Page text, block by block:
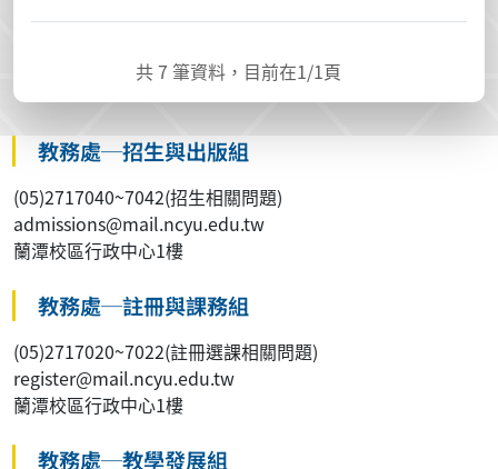
共7 筆資料，目前在1/1頁
教務處─招生與出版組
(05)2717040~7042(招生相關問題)
admissions@mail.ncyu.edu.tw
蘭潭校區行政中心1樓
教務處─註冊與課務組
(05)2717020~7022(註冊選課相關問題)
register@mail.ncyu.edu.tw
蘭潭校區行政中心1樓
教務處─教學發展組